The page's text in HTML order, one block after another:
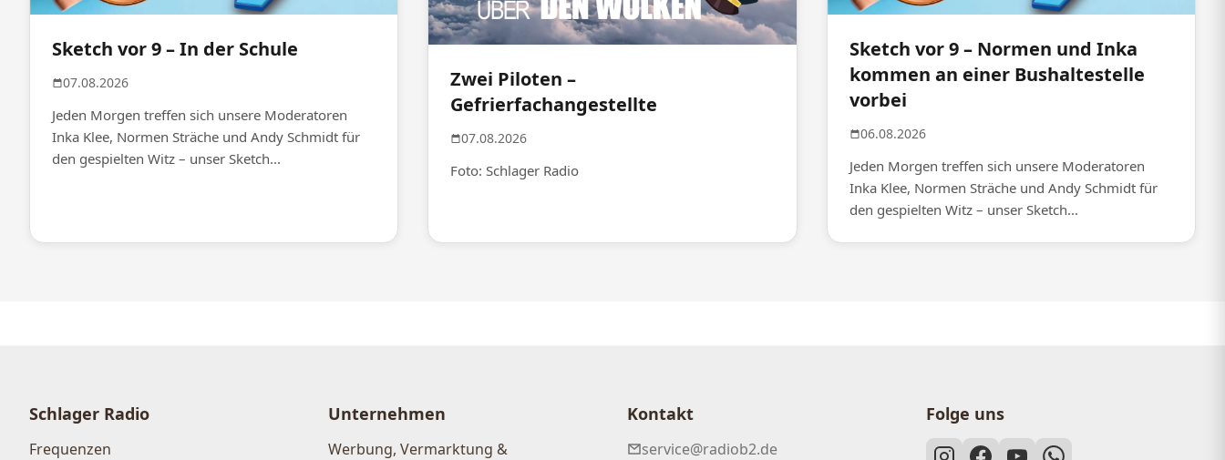
Sketch vor 9 – In der Schule
07.08.2026
Jeden Morgen treffen sich unsere Moderatoren
Inka Klee, Normen Sträche und Andy Schmidt für
den gespielten Witz – unser Sketch...
Zwei Piloten –
Gefrierfachangestellte
07.08.2026
Foto: Schlager Radio
Sketch vor 9 – Normen und Inka
kommen an einer Bushaltestelle
vorbei
06.08.2026
Jeden Morgen treffen sich unsere Moderatoren
Inka Klee, Normen Sträche und Andy Schmidt für
den gespielten Witz – unser Sketch...
Schlager Radio
Frequenzen
Unternehmen
Werbung, Vermarktung &
Kontakt
service@radiob2.de
Folge uns